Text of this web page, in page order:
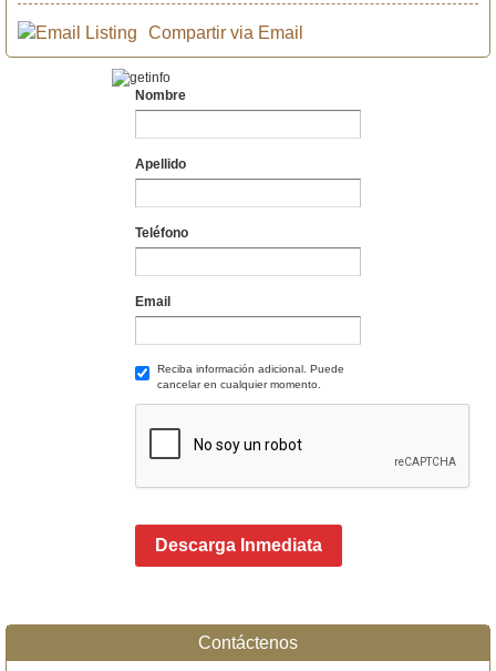
Compartir via Email
Nombre
Apellido
Teléfono
Email
Reciba información adicional. Puede
cancelar en cualquier momento.
Descarga Inmediata
Contáctenos